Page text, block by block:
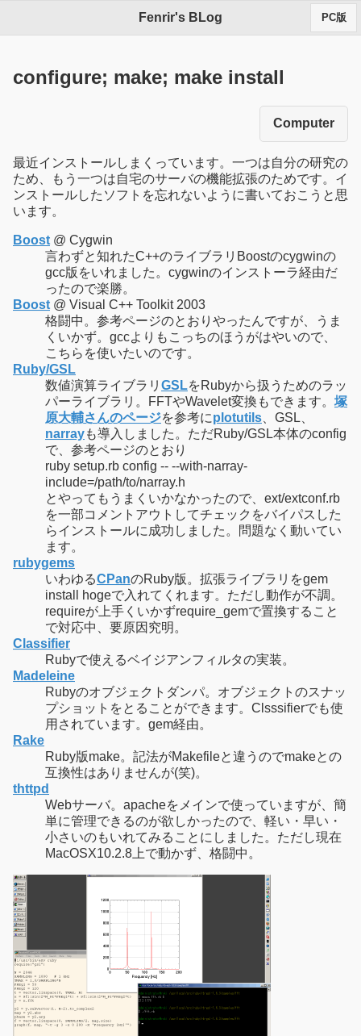
Fenrir's BLog PC版
configure; make; make install
Computer
最近インストールしまくっています。一つは自分の研究の
ため、もう一つは自宅のサーバの機能拡張のためです。イ
ンストールしたソフトを忘れないように書いておこうと思
います。
Boost @ Cygwin
言わずと知れたC++のライブラリBoostのcygwinの
gcc版をいれました。cygwinのインストーラ経由だ
ったので楽勝。
Boost @ Visual C++ Toolkit 2003
格闘中。参考ページのとおりやったんですが、うま
くいかず。gccよりもこっちのほうがはやいので、
こちらを使いたいのです。
Ruby/GSL
数値演算ライブラリ GSLをRubyから扱うためのラッ
パーライブラリ。FFTやWavelet変換もできます。 塚
原大輔さんのページを参考にplotutils
GSL、
narrayも導入しました。ただRuby/GSL本体のconfig
で、参考ページのとおり
ruby setup.rb config -- --with-narray-
include=/path/to/narray.h
とやってもうまくいかなかったので、ext/extconf.rb
を一部コメントアウトしてチェックをバイパスした
らインストールに成功しました。問題なく動いてい
ます。
rubygems
いわゆるCPanのRuby版。拡張ライブラリをgem
install hogeで入れてくれます。ただし動作が不調。
requireが上手くいかずrequire_gemで置換すること
で対応中、要原因究明。
Classifier
Rubyで使えるベイジアンフィルタの実装。
Madeleine
Rubyのオブジェクトダンパ。オブジェクトのスナッ
プショットをとることができます。Clsssifierでも使
用されています。gem経由。
Rake
Ruby版make。記法がMakefileと違うのでmakeとの
互換性はありませんが(笑)。
thttpd
Webサーバ。apacheをメインで使っていますが、簡
単に管理できるのが欲しかったので、軽い・早い・
小さいのもいれてみることにしました。ただし現在
MacOSX10.2.8上で動かず、格闘中。